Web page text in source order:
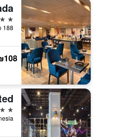
4 כוכבים
4 כוכבים